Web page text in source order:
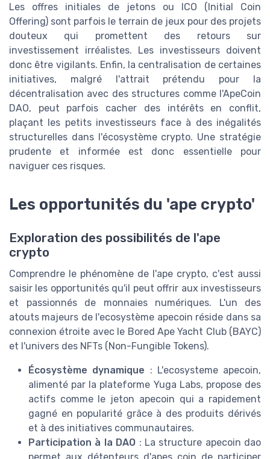
Les offres initiales de jetons ou ICO (Initial Coin
Offering) sont parfois le terrain de jeux pour des projets
douteux qui promettent des retours sur
investissement irréalistes. Les investisseurs doivent
donc être vigilants. Enfin, la centralisation de certaines
initiatives, malgré l'attrait prétendu pour la
décentralisation avec des structures comme l'ApeCoin
DAO, peut parfois cacher des intérêts en conflit,
plaçant les petits investisseurs face à des inégalités
structurelles dans l'écosystème crypto. Une stratégie
prudente et informée est donc essentielle pour
naviguer ces risques.
Les opportunités du 'ape crypto'
Exploration des possibilités de l'ape
crypto
Comprendre le phénomène de l'ape crypto, c'est aussi
saisir les opportunités qu'il peut offrir aux investisseurs
et passionnés de monnaies numériques. L'un des
atouts majeurs de l'ecosystème apecoin réside dans sa
connexion étroite avec le Bored Ape Yacht Club (BAYC)
et l'univers des NFTs (Non-Fungible Tokens).
Écosystème dynamique : L'ecosysteme apecoin,
alimenté par la plateforme Yuga Labs, propose des
actifs comme le jeton apecoin qui a rapidement
gagné en popularité grâce à des produits dérivés
et à des initiatives communautaires.
Participation à la DAO : La structure apecoin dao